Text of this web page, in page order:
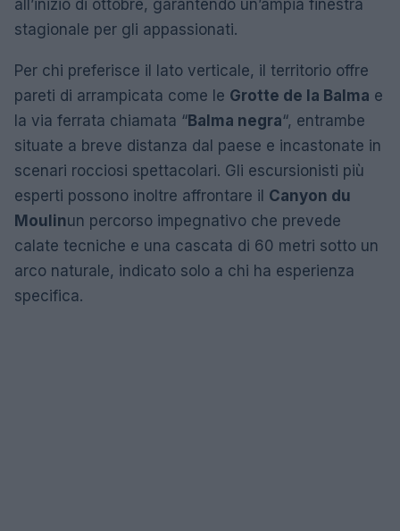
all’inizio di ottobre, garantendo un’ampia finestra
stagionale per gli appassionati.
Per chi preferisce il lato verticale, il territorio offre
pareti di arrampicata come le Grotte de la Balma e
la via ferrata chiamata “Balma negra“, entrambe
situate a breve distanza dal paese e incastonate in
scenari rocciosi spettacolari. Gli escursionisti più
esperti possono inoltre affrontare il Canyon du
Moulinun percorso impegnativo che prevede
calate tecniche e una cascata di 60 metri sotto un
arco naturale, indicato solo a chi ha esperienza
specifica.